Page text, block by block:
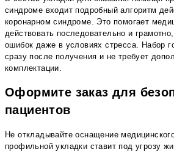
синдроме входит подробный алгоритм
коронарном синдроме. Это помогает
действовать последовательно и
ошибок даже в условиях стресса. Набор
сразу после получения и не требует
комплектации.
Оформите заказ для
пациентов
Не откладывайте оснащение
профильной укладки ставит под угрозу